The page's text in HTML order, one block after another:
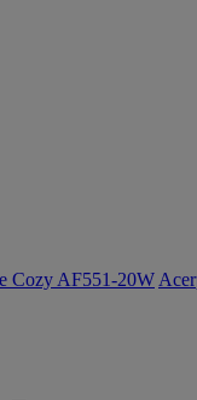
Cozy AF551-20W